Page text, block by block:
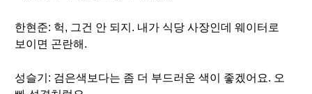
한현준: 헉, 그건 안 되지. 내가 식당 사장인데 웨이터로
보이면 곤란해.
성슬기: 검은색보다는 좀 더 부드러운 색이 좋겠어요. 오